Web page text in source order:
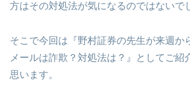
方はその対処法が気になるのではないで
そこで今回は『野村証券の先生が来週か
メールは詐欺？対処法は？』としてご紹
思います。